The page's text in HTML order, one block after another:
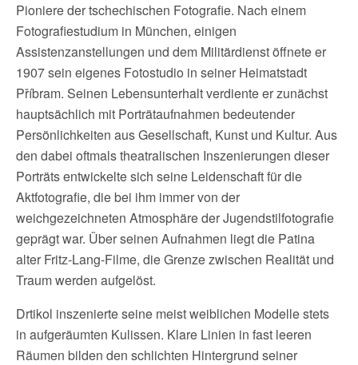
Pioniere der tschechischen Fotografie. Nach einem
Fotografiestudium in München, einigen
Assistenzanstellungen und dem Militärdienst öffnete er
1907 sein eigenes Fotostudio in seiner Heimatstadt
Příbram. Seinen Lebensunterhalt verdiente er zunächst
hauptsächlich mit Porträtaufnahmen bedeutender
Persönlichkeiten aus Gesellschaft, Kunst und Kultur. Aus
den dabei oftmals theatralischen Inszenierungen dieser
Porträts entwickelte sich seine Leidenschaft für die
Aktfotografie, die bei ihm immer von der
weichgezeichneten Atmosphäre der Jugendstilfotografie
geprägt war. Über seinen Aufnahmen liegt die Patina
alter Fritz-Lang-Filme, die Grenze zwischen Realität und
Traum werden aufgelöst.
Drtikol inszenierte seine meist weiblichen Modelle stets
in aufgeräumten Kulissen. Klare Linien in fast leeren
Räumen bilden den schlichten Hintergrund seiner